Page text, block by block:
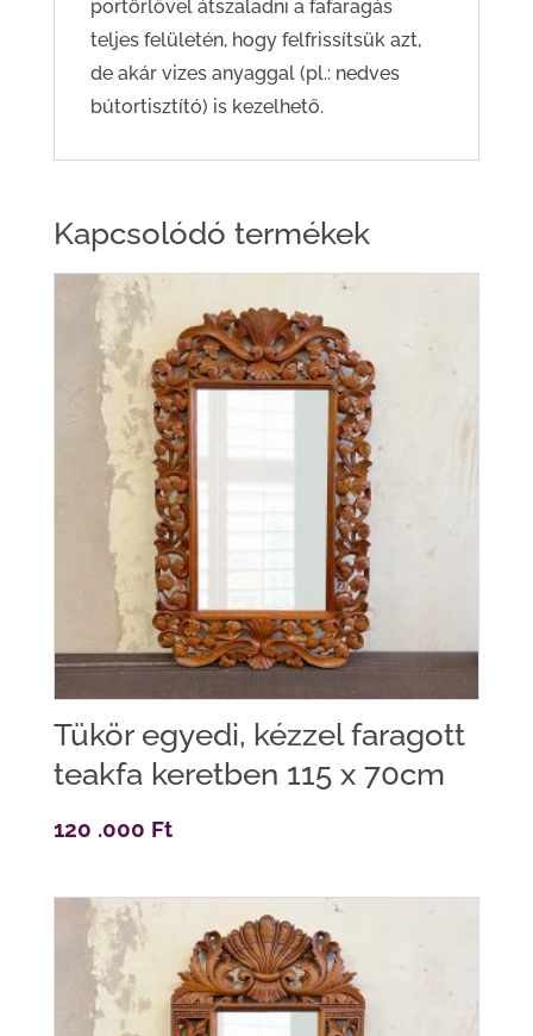
portörlővel átszaladni a fafaragás
teljes felületén, hogy felfrissítsük azt,
de akár vizes anyaggal (pl.: nedves
bútortisztító) is kezelhető.
Kapcsolódó termékek
Tükör egyedi, kézzel faragott
teakfa keretben 115 x 70cm
120 .000 Ft